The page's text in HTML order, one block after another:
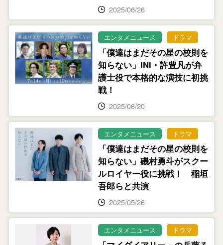
2025/06/26
エンタメニュース ドラマ
「僕達はまだその星の校則を
知らない」INI・許豊凡が弁
護士役で本格的な演技に初挑
戦！
2025/06/20
エンタメニュース ドラマ
「僕達はまだその星の校則を
知らない」磯村勇斗がスクー
ルロイヤー役に挑戦！ 稲垣
吾郎らと共演
2025/05/26
エンタメニュース ドラマ